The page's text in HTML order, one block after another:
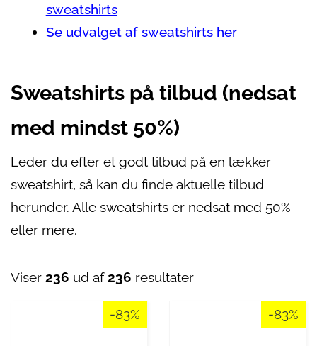
sweatshirts
Se udvalget af sweatshirts her
Sweatshirts på tilbud (nedsat
med mindst 50%)
Leder du efter et godt tilbud på en lækker
sweatshirt, så kan du finde aktuelle tilbud
herunder. Alle sweatshirts er nedsat med 50%
eller mere.
Viser 236 ud af236 resultater
-83% -83%